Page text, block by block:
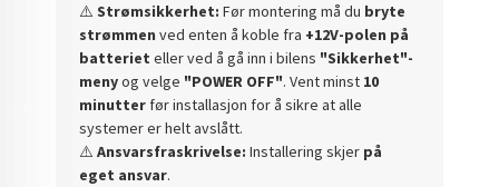
⚠️Strømsikkerhet: Før montering må du bryte
strømmen ved enten å koble fra +12V-polen på
batteriet eller ved å gå inn i bilens "Sikkerhet"-
menyog velge "POWER OFF". Vent minst 10
minutter før installasjon for å sikre at alle
systemer er helt avslått.
⚠️Ansvarsfraskrivelse: Installering skjer på
eget ansvar.